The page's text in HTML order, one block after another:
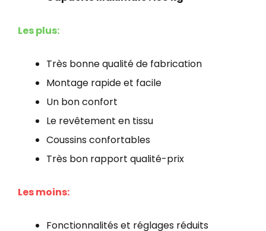
Les plus:
Très bonne qualité de fabrication
Montage rapide et facile
Un bon confort
Le revêtement en tissu
Coussins confortables
Très bon rapport qualité-prix
Les moins:
Fonctionnalités et réglages réduits